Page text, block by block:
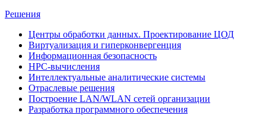
Решения
Центры обработки данных. Проектирование ЦОД
Виртуализация и гиперконвергенция
Информационная безопасность
HPC-вычисления
Интеллектуальные аналитические системы
Отраслевые решения
Построение LAN/WLAN сетей организации
Разработка программного обеспечения